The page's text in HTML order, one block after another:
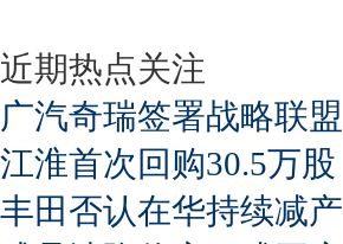
近期热点关注
广汽奇瑞签署战略联盟
江淮首次回购30.5万股
丰田否认在华持续减产